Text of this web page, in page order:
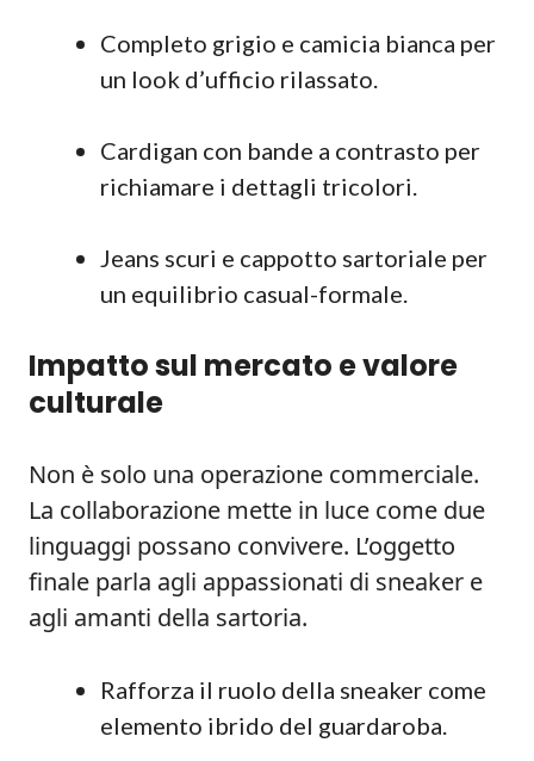
Completo grigio e camicia bianca per
un look d’ufficio rilassato.
Cardigan con bande a contrasto per
richiamare i dettagli tricolori.
Jeans scuri e cappotto sartoriale per
un equilibrio casual-formale.
Impatto sul mercato e valore
culturale
Non è solo una operazione commerciale.
La collaborazione mette in luce come due
linguaggi possano convivere. L’oggetto
finale parla agli appassionati di sneaker e
agli amanti della sartoria.
Rafforza il ruolo della sneaker come
elemento ibrido del guardaroba.